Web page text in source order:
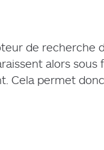
de recherche
alors sous
Cela permet